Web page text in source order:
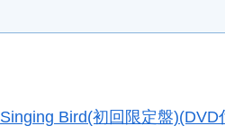
Singing Bird(初回限定盤)(DVD